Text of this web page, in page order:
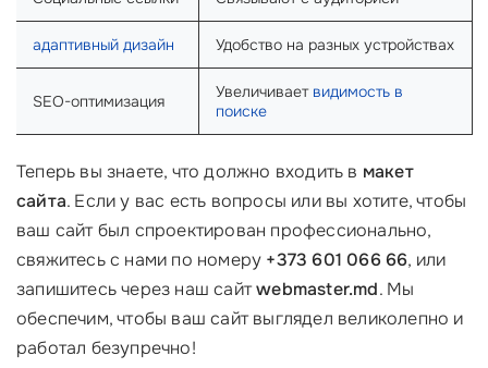
адаптивный дизайн Удобство на разных устройствах
SEO-оптимизация Увеличивает видимость в
поиске
Теперь вы знаете, что должно входить в макет
сайта. Если у вас есть вопросы или вы хотите, чтобы
ваш сайт был спроектирован профессионально,
свяжитесь с нами по номеру +373 601 066 66, или
запишитесь через наш сайтwebmaster.md. Мы
обеспечим, чтобы ваш сайт выглядел великолепно и
работал безупречно!